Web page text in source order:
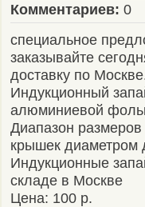
Комментариев: 0
специальное
заказывайте
доставку по
Индукционный
алюминиевой
Диапазон
крышек диаметром
Индукционные
складе в Москве
Цена: 100 р.